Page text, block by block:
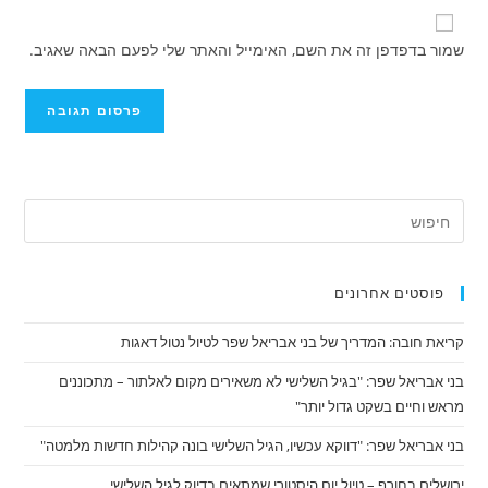
כדי
להגיב
שלך
כדי
כתובת
אתר
שמור בדפדפן זה את השם, האימייל והאתר שלי לפעם הבאה שאגיב.
פוסטים אחרונים
קריאת חובה: המדריך של בני אבריאל שפר לטיול נטול דאגות
בני אבריאל שפר: "בגיל השלישי לא משאירים מקום לאלתור – מתכוננים
מראש וחיים בשקט גדול יותר"
בני אבריאל שפר: "דווקא עכשיו, הגיל השלישי בונה קהילות חדשות מלמטה"